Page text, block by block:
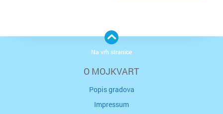
O MOJKVART
Popis gradova
Impressum
Na vrh stranice